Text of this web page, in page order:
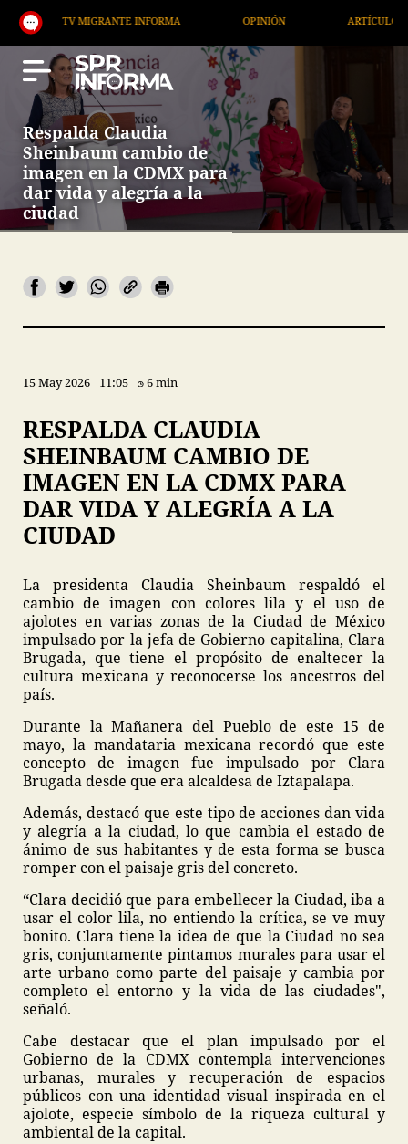
TV MIGRANTE INFORMA ARTÍCULOS
Respalda Claudia
Sheinbaum cambio de
imagen en la CDMX para
dar vida y alegría a la
ciudad
15 May 2026 11:05 6 min
RESPALDA CLAUDIA
SHEINBAUM CAMBIO DE
IMAGEN EN LA CDMX PARA
DAR VIDA Y ALEGRÍA A LA
CIUDAD
La presidenta Claudia Sheinbaum respaldó el
cambio de imagen con colores lila y el uso de
ajolotes en varias zonas de la Ciudad de México
impulsado por la jefa de Gobierno capitalina, Clara
Brugada, que tiene el propósito de enaltecer la
cultura mexicana y reconocerse los ancestros del
país.
Durante la Mañanera del Pueblo de este 15 de
mayo, la mandataria mexicana recordó que este
concepto de imagen fue impulsado por Clara
Brugada desde que era alcaldesa de Iztapalapa.
Además, destacó que este tipo de acciones dan vida
y alegría a la ciudad, lo que cambia el estado de
ánimo de sus habitantes y de esta forma se busca
romper con el paisaje gris del concreto.
“Clara decidió que para embellecer la Ciudad, iba a
usar el color lila, no entiendo la crítica, se ve muy
bonito. Clara tiene la idea de que la Ciudad no sea
gris, conjuntamente pintamos murales para usar el
arte urbano como parte del paisaje y cambia por
completo el entorno y la vida de las ciudades",
señaló.
Cabe destacar que el plan impulsado por el
Gobierno de la CDMX contempla intervenciones
urbanas, murales y recuperación de espacios
públicos con una identidad visual inspirada en el
ajolote, especie símbolo de la riqueza cultural y
ambiental de la capital.